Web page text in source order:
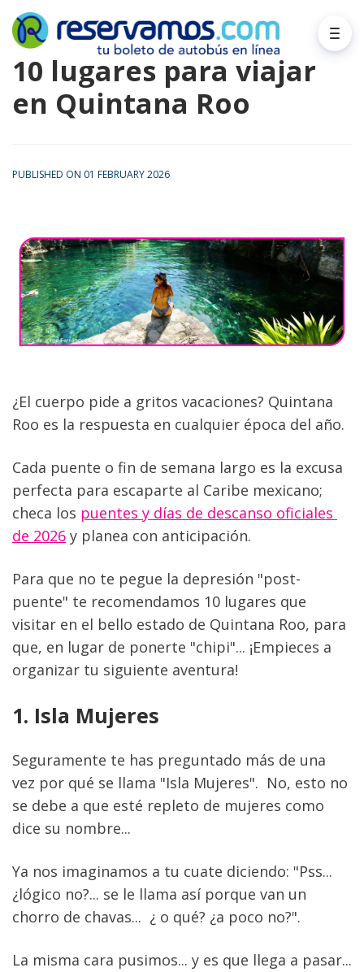
10 lugares para viajar
en Quintana Roo
PUBLISHED ON 01 FEBRUARY 2026
¿El cuerpo pide a gritos vacaciones? Quintana
Roo es la respuesta en cualquier época del año.
Cada puente o fin de semana largo es la excusa
perfecta para escaparte al Caribe mexicano;
checa los puentes y días de descanso oficiales
de 2026 y planea con anticipación.
Para que no te pegue la depresión "post-
puente" te recomendamos 10 lugares que
visitar en el bello estado de Quintana Roo, para
que, en lugar de ponerte "chipi"... ¡Empieces a
organizar tu siguiente aventura!
1. Isla Mujeres
Seguramente te has preguntado más de una
vez por qué se llama "Isla Mujeres".  No, esto no
se debe a que esté repleto de mujeres como
dice su nombre...
Ya nos imaginamos a tu cuate diciendo: "Pss...
¿lógico no?... se le llama así porque van un
chorro de chavas...  ¿ o qué? ¿a poco no?".
La misma cara pusimos... y es que llega a pasar...